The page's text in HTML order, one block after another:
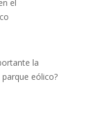
el
la
eólico?